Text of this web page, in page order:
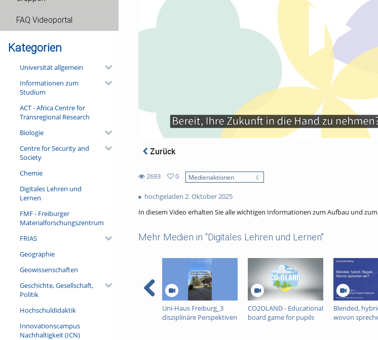
FAQ Videoportal
Kategorien
Universität allgemein
Informationen zum
Studium
ACT - Africa Centre for
Transregional Research
Biologie
Centre for Security and
Society
Chemie
Digitales Lehren und
Lernen
FMF - Freiburger
Materialforschungszentrum
FRIAS
Geographie
Geowissenschaften
Geschichte, Gesellschaft,
Politik
Hochschuldidaktik
Innovationscampus
Nachhaltigkeit (ICN)
Zurück
2693
views
0
favorites
Medienaktionen
hochgeladen 2. Oktober 2025
In diesem Video erhalten Sie alle wichtigen Informationen zum Aufbau und
Mehr Medien in "Digitales Lehren und Lernen"
Uni-Haus Freiburg_3
disziplinäre Perspektiven
CO2OLAND - Educational
board game for pupils
Blended,
wovon